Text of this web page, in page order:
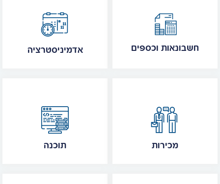
אדמיניסטרציה חשבונאות וכספים
תוכנה מכירות